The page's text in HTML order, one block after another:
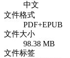
中文
文件格式
PDF+EPUB
文件大小
98.38 MB
文件标签